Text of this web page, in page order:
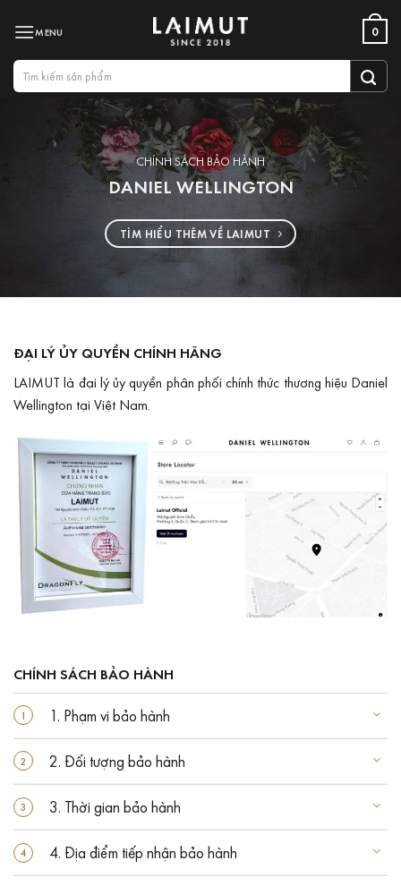
qua
nội
dung
0
Tìm
kiếm:
CHÍNH SÁCH BẢO HÀNH
DANIEL WELLINGTON
TÌM HIỂU THÊM VỀ LAIMUT
ĐẠI LÝ ỦY QUYỀN CHÍNH HÃNG
LAIMUT là đại lý ủy quyền phân phối chính thức thương hiệu Daniel
Wellington tại Việt Nam.
CHÍNH SÁCH BẢO HÀNH
1. Phạm vi bảo hành
2. Đối tượng bảo hành
3. Thời gian bảo hành
4. Địa điểm tiếp nhận bảo hành